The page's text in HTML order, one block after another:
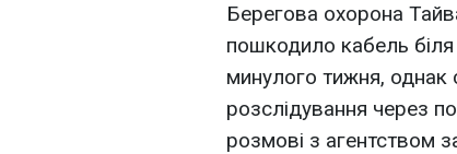
Берегова охорона
пошкодило кабель біля
минулого тижня, однак
розслідування через
розмові з агентством